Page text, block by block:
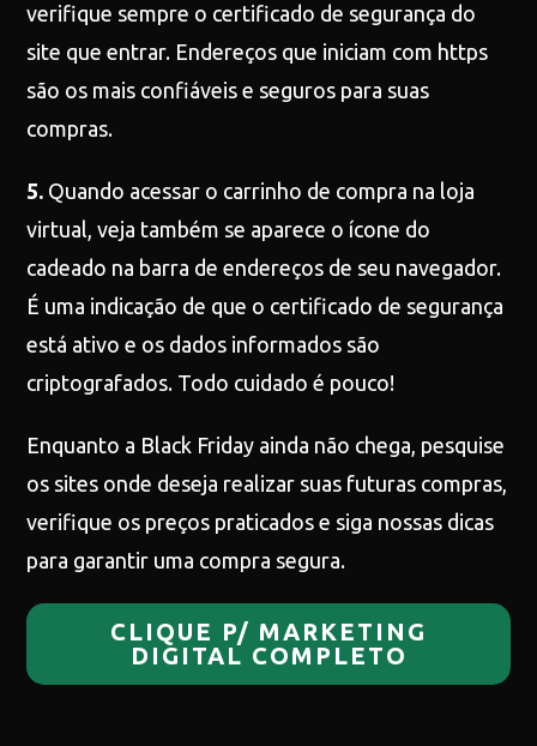
verifique sempre o certificado de segurança do
site que entrar. Endereços que iniciam com https
são os mais confiáveis e seguros para suas
compras.
5. Quando acessar o carrinho de compra na loja
virtual, veja também se aparece o ícone do
cadeado na barra de endereços de seu navegador.
É uma indicação de que o certificado de segurança
está ativo e os dados informados são
criptografados. Todo cuidado é pouco!
Enquanto a Black Friday ainda não chega, pesquise
os sites onde deseja realizar suas futuras compras,
verifique os preços praticados e siga nossas dicas
para garantir uma compra segura.
CLIQUE P/ MARKETING
DIGITAL COMPLETO